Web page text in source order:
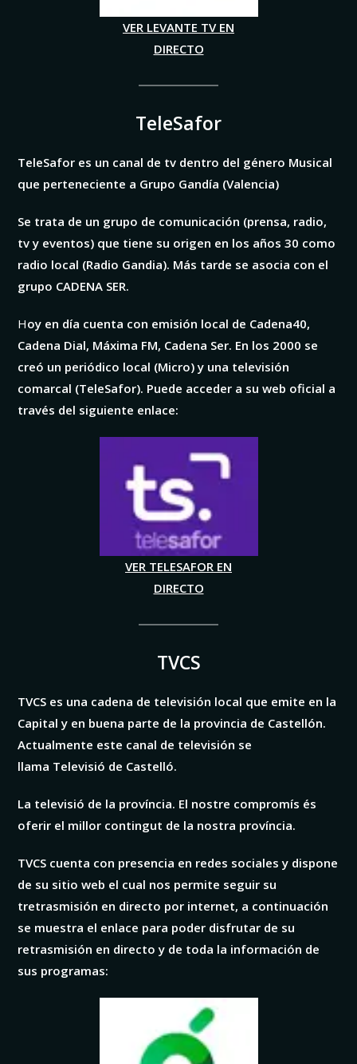
VER LEVANTE TV EN
DIRECTO
TeleSafor
TeleSafor es un canal de tv dentro del género Musical
que perteneciente a Grupo Gandía (Valencia)
Se trata de un grupo de comunicación (prensa, radio,
tv y eventos) que tiene su origen en los años 30 como
radio local (Radio Gandia). Más tarde se asocia con el
grupo CADENA SER.
Hoy en día cuenta con emisión local de Cadena40,
Cadena Dial, Máxima FM, Cadena Ser. En los 2000 se
creó un periódico local (Micro) y una televisión
comarcal (TeleSafor). Puede acceder a su web oficial a
través del siguiente enlace:
VER TELESAFOR EN
DIRECTO
TVCS
TVCS es una cadena de televisión local que emite en la
Capital y en buena parte de la provincia de Castellón.
Actualmente este canal de televisión se
llama Televisió de Castelló.
La televisió de la província. El nostre compromís és
oferir el millor contingut de la nostra província.
TVCS cuenta con presencia en redes sociales y dispone
de su sitio web el cual nos permite seguir su
tretrasmisión en directo por internet, a continuación
se muestra el enlace para poder disfrutar de su
retrasmisión en directo y de toda la información de
sus programas: